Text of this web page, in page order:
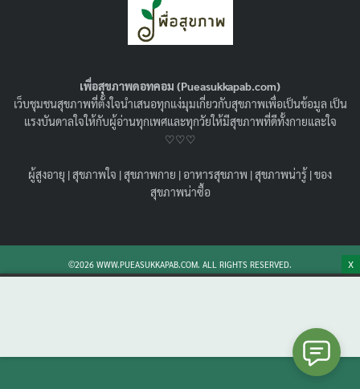
for:
Search
กล้วยตากธรรมชาติ น้ำตาลเยอะแค่ไหน ? กี่
แคลอรี่ กินแล้วอ้วนหรือเปล่า ?! รู้จักกล้วยตาก
06/05/2024 สุขภาพน่ารู้
ชวนทำ กล้วยตากธรรมชาติ ทำยังไง กล้วยตาก ประโยชน์ มี
มากไหม กล้วยตาก กี่แคล สามารถทานเป็นอาหารเพื่อ
สุขภาพได้ไหม มาหาคำตอบกัน
เพื่อสุขภาพดอทคอม (Pueasukkapab.com)
เว็บชุมชนสุขภาพที่ตั้งใจนำเสนอทุกแง่มุมเกี่ยวกับสุขภาพเพื่อเป็นข้อมูล เป็น
แรงบันดาลใจให้กับผู้อ่านทุกเพศและทุกวัยให้มีสุขภาพที่ดีทั้งกายและใจ
♡♡♡
ผู้สูงอายุ |สุขภาพใจ |สุขภาพกาย |อาหารสุขภาพ |สุขภาพน่ารู้ |ของ
สุขภาพน่าซื้อ
©2026 WWW.PUEASUKKAPAB.COM. ALL RIGHTS RESERVED. X